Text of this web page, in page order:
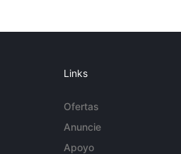
Links
Ofertas
Anuncie
Apoyo